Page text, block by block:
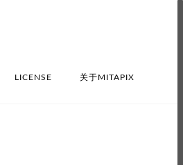
LICENSE 关于MITAPIX